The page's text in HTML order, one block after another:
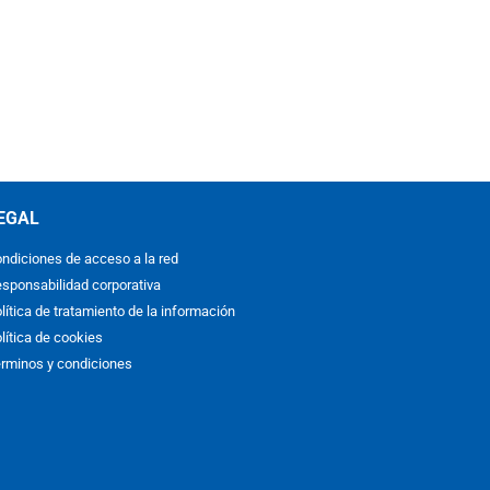
de acceso a la red
corporativa
de tratamiento de la información
de cookies
y condiciones